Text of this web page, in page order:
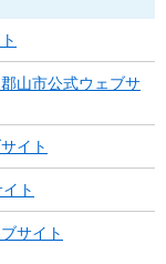
山市公式ウェブサ
イト
ト
サイト